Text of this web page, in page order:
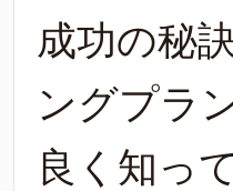
成功の秘
ングプラ
良く知っ